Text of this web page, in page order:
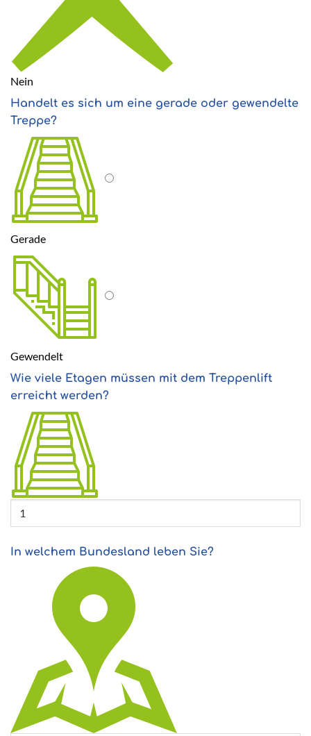
Nein
Handelt es sich um eine gerade oder gewendelte
Treppe?
Gerade
Gewendelt
Wie viele Etagen müssen mit dem Treppenlift
erreicht werden?
In welchem Bundesland leben Sie?